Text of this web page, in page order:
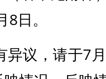
日。
异议，请于7